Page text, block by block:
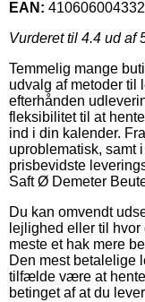
EAN:
Vurderet til 4.4 ud af
Temmelig mange
udvalg af metoder til
efterhånden
fleksibilitet til at
ind i din kalender.
uproblematisk, samt
prisbevidste
Saft Ø Demeter
Du kan omvendt
lejlighed eller til
meste et hak mere
Den mest betalelige
tilfælde være at
betinget af at du